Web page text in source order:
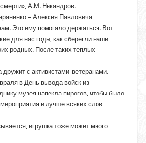
А.М. Никандров.
– Алексея Павловича
Это ему помогало держаться. Вот
для нас годы, как сберегли наши
родных. После таких теплых
с активистами-ветеранами.
в День вывода войск из
музея напекла пирогов, чтобы было
и лучше всяких слов
игрушка тоже может много